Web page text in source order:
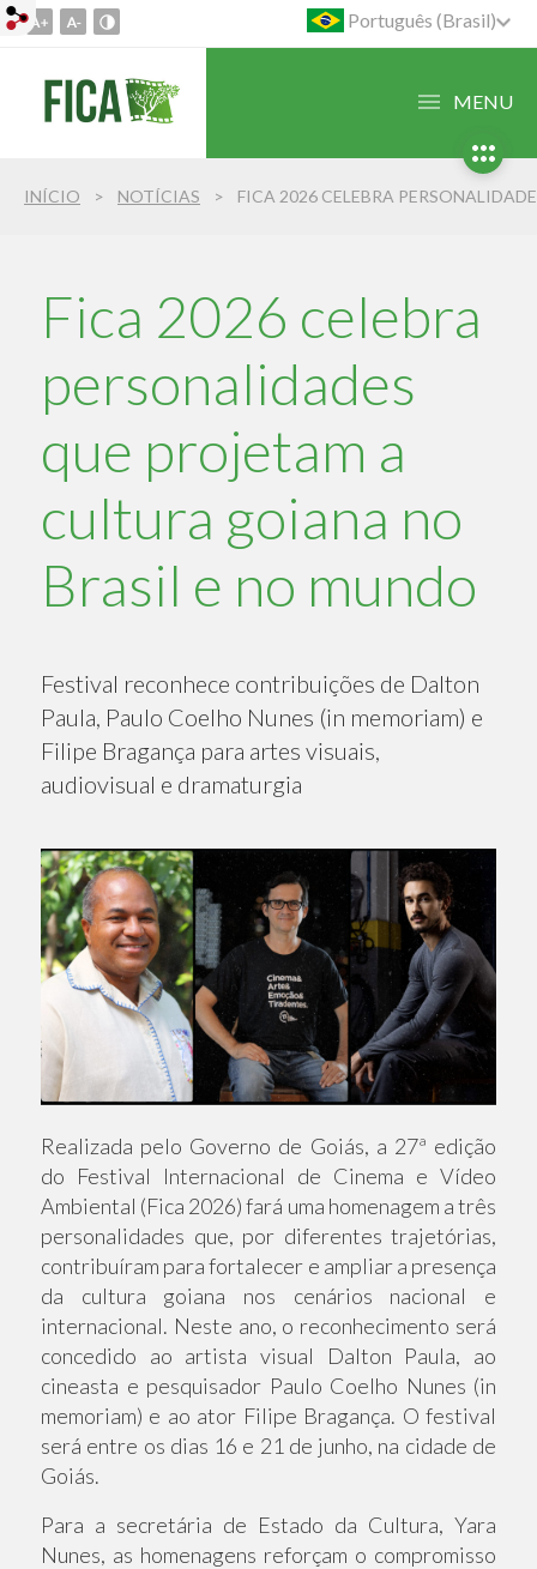
Ir
conteúdo
para
para
Português (Brasil)
MENU
INÍCIO NOTÍCIAS
Fica 2026 celebra
personalidades
que projetam a
cultura goiana no
Brasil e no mundo
Festival reconhece contribuições de Dalton
Paula, Paulo Coelho Nunes (in memoriam) e
Filipe Bragança para artes visuais,
audiovisual e dramaturgia
Realizada pelo Governo de Goiás, a 27ª edição
do Festival Internacional de Cinema e Vídeo
Ambiental (Fica 2026) fará uma homenagem a três
personalidades que, por diferentes trajetórias,
contribuíram para fortalecer e ampliar a presença
da cultura goiana nos cenários nacional e
internacional. Neste ano, o reconhecimento será
concedido ao artista visual Dalton Paula, ao
cineasta e pesquisador Paulo Coelho Nunes (in
memoriam) e ao ator Filipe Bragança. O festival
será entre os dias 16 e 21 de junho, na cidade de
Goiás.
Para a secretária de Estado da Cultura, Yara
Nunes, as homenagens reforçam o compromisso